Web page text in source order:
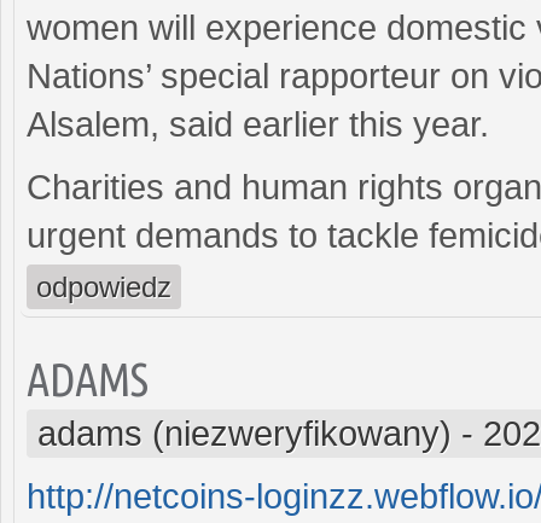
women will experience
Nations’ special rapporteur on
Alsalem, said earlier this year.
Charities and human rights
urgent demands to tackle
odpowiedz
ADAMS
adams (niezweryfikowany) -
http://netcoins-